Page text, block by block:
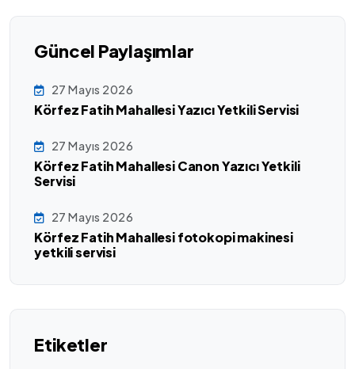
Güncel Paylaşımlar
27 Mayıs 2026
Körfez Fatih Mahallesi Yazıcı Yetkili Servisi
27 Mayıs 2026
Körfez Fatih Mahallesi Canon Yazıcı Yetkili
Servisi
27 Mayıs 2026
Körfez Fatih Mahallesi fotokopi makinesi
yetkili servisi
Etiketler